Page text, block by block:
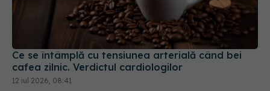
Ce se întâmplă cu tensiunea arterială când bei
cafea zilnic. Verdictul cardiologilor